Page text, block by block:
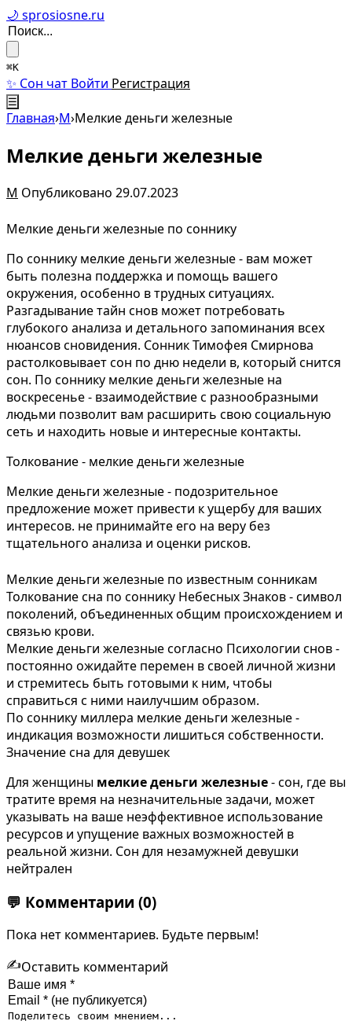
🌙 sprosiosne.ru
⌘K
✨ Сон чат Войти Регистрация
☰
Главная›М›Мелкие деньги железные
Мелкие деньги железные
М Опубликовано 29.07.2023
Мелкие деньги железные по соннику
По соннику мелкие деньги железные - вам может
быть полезна поддержка и помощь вашего
окружения, особенно в трудных ситуациях.
Разгадывание тайн снов может потребовать
глубокого анализа и детального запоминания всех
нюансов сновидения. Сонник Тимофея Смирнова
растолковывает сон по дню недели в, который снится
сон. По соннику мелкие деньги железные на
воскресенье - взаимодействие с разнообразными
людьми позволит вам расширить свою социальную
сеть и находить новые и интересные контакты.
Толкование - мелкие деньги железные
Мелкие деньги железные - подозрительное
предложение может привести к ущербу для ваших
интересов. не принимайте его на веру без
тщательного анализа и оценки рисков.
Мелкие деньги железные по известным сонникам
Толкование сна по соннику Небесных Знаков - символ
поколений, объединенных общим происхождением и
связью крови.
Мелкие деньги железные согласно Психологии снов -
постоянно ожидайте перемен в своей личной жизни
и стремитесь быть готовыми к ним, чтобы
справиться с ними наилучшим образом.
По соннику миллера мелкие деньги железные -
индикация возможности лишиться собственности.
Значение сна для девушек
Для женщины мелкие деньги железные- сон, где вы
тратите время на незначительные задачи, может
указывать на ваше неэффективное использование
ресурсов и упущение важных возможностей в
реальной жизни. Сон для незамужней девушки
нейтрален
💬 Комментарии (0)
Пока нет комментариев. Будьте первым!
✍️Оставить комментарий